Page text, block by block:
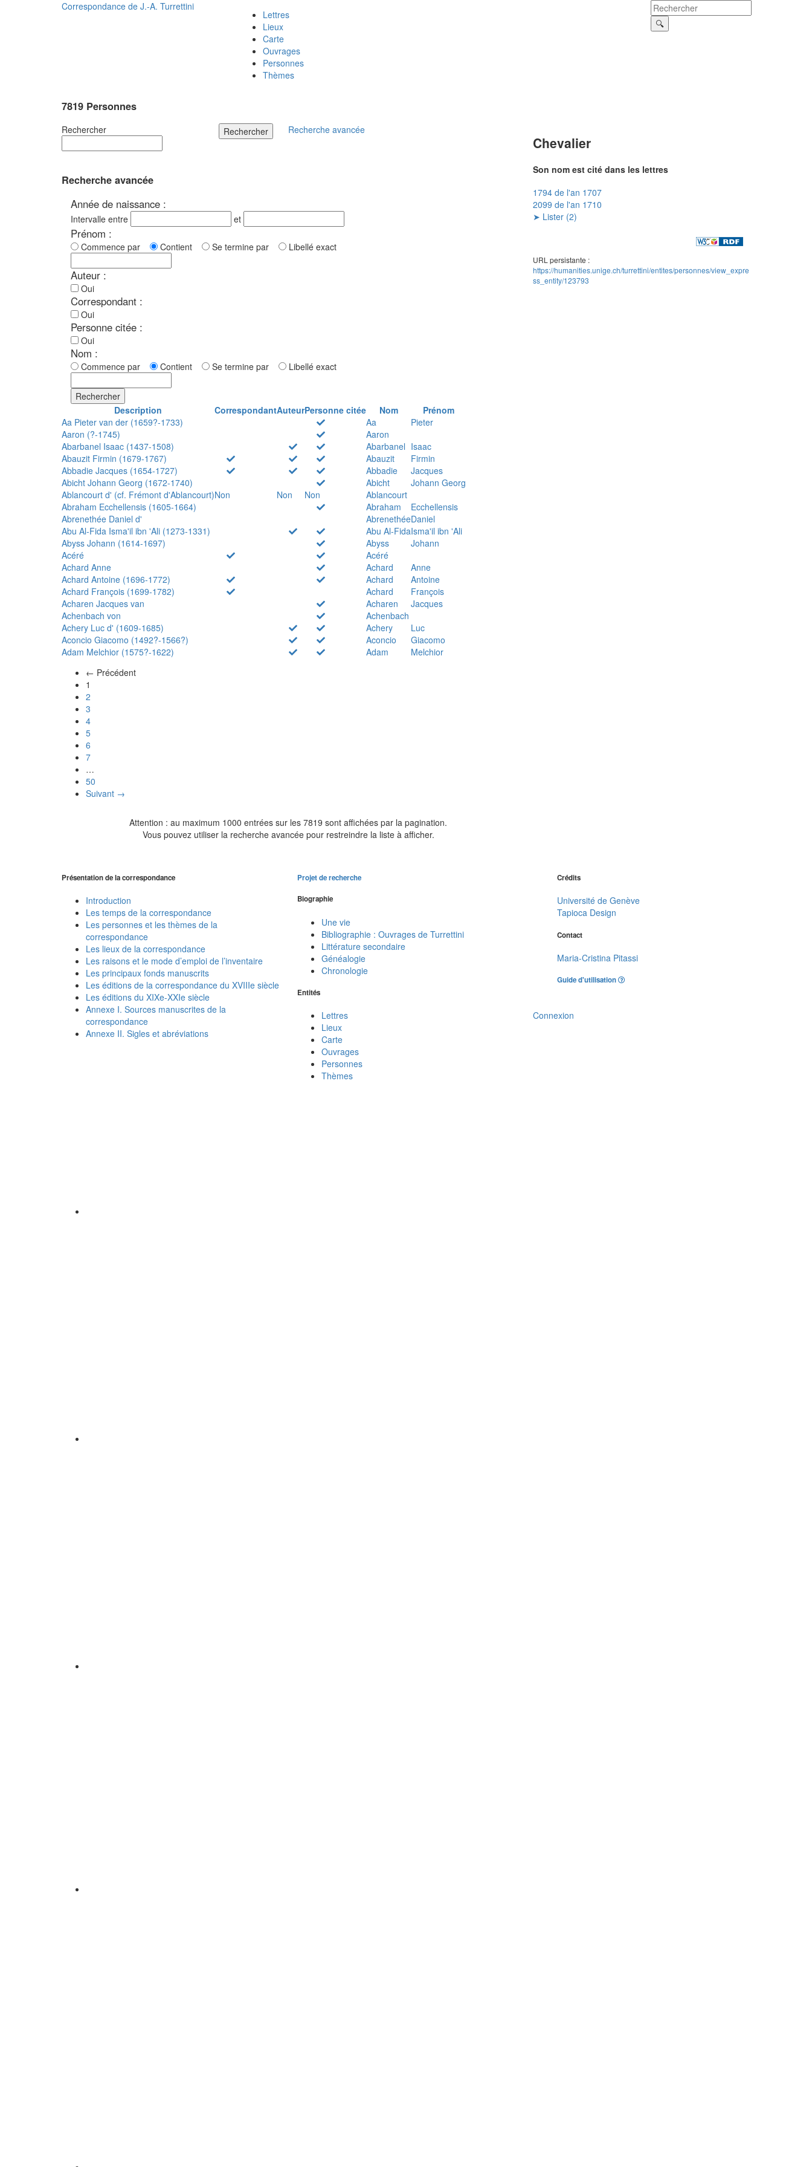
Correspondance de J.-A. Turrettini
Lettres
Lieux
Carte
Ouvrages
Personnes
Thèmes
7819 Personnes
Rechercher Rechercher Recherche avancée
Recherche avancée
Année de naissance :
Intervalle entre et
Prénom :
Commence par Contient Se termine par Libellé exact
Auteur :
Oui
Correspondant :
Oui
Personne citée :
Oui
Nom :
Commence par Contient Se termine par Libellé exact
Rechercher
Description
CorrespondantAuteurPersonne citée Nom
Prénom
Aa Pieter van der (1659?-1733)
Aa
Pieter
Aaron (?-1745)
Aaron
Abarbanel Isaac (1437-1508)
Abarbanel Isaac
Abauzit Firmin (1679-1767)
Abauzit
Firmin
Abbadie Jacques (1654-1727)
Abbadie
Jacques
Abicht Johann Georg (1672-1740)
Abicht
Johann Georg
Ablancourt d' (cf. Frémont d'Ablancourt)Non Non Non
Ablancourt
Abraham Ecchellensis (1605-1664)
Abraham
Ecchellensis
Abrenethée Daniel d'
AbrenethéeDaniel
Abu Al-Fida Isma'il ibn 'Ali (1273-1331)
Abu Al-FidaIsma'il ibn 'Ali
Abyss Johann (1614-1697)
Abyss
Johann
Acéré
Acéré
Achard Anne
Achard
Anne
Achard Antoine (1696-1772)
Achard
Antoine
Achard François (1699-1782)
Achard
François
Acharen Jacques van
Acharen
Jacques
Achenbach von
Achenbach
Achery Luc d' (1609-1685)
Achery
Luc
Aconcio Giacomo (1492?-1566?)
Aconcio
Giacomo
Adam Melchior (1575?-1622)
Adam
Melchior
← Précédent
1
2
3
4
5
6
7
…
50
Suivant →
Attention : au maximum 1000 entrées sur les 7819 sont affichées par la pagination.
Vous pouvez utiliser la recherche avancée pour restreindre la liste à afficher.
Chevalier
Son nom est cité dans les lettres
1794 de l'an 1707
2099 de l'an 1710
➤ Lister (2)
URL persistante :
https://humanities.unige.ch/turrettini/entites/personnes/view_expre
ss_entity/123793
Présentation de la correspondance
Introduction
Les temps de la correspondance
Les personnes et les thèmes de la
correspondance
Les lieux de la correspondance
Les raisons et le mode d’emploi de l’inventaire
Les principaux fonds manuscrits
Les éditions de la correspondance du XVIIIe siècle
Les éditions du XIXe-XXIe siècle
Annexe I. Sources manuscrites de la
correspondance
Annexe II. Sigles et abréviations
Projet de recherche
Biographie
Une vie
Bibliographie : Ouvrages de Turrettini
Littérature secondaire
Généalogie
Chronologie
Entités
Lettres
Lieux
Carte
Ouvrages
Personnes
Thèmes
Crédits
Université de Genève
Tapioca Design
Contact
Maria-Cristina Pitassi
Guide d'utilisation
Connexion